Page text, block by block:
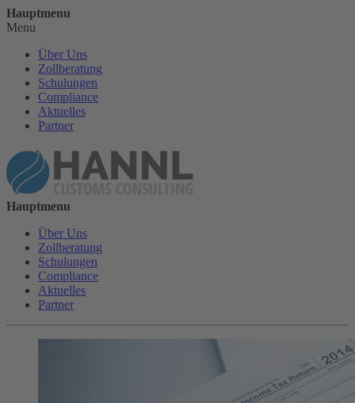
Hauptmenu
Menu
Über Uns
Zollberatung
Schulungen
Compliance
Aktuelles
Partner
Hauptmenu
Über Uns
Zollberatung
Schulungen
Compliance
Aktuelles
Partner